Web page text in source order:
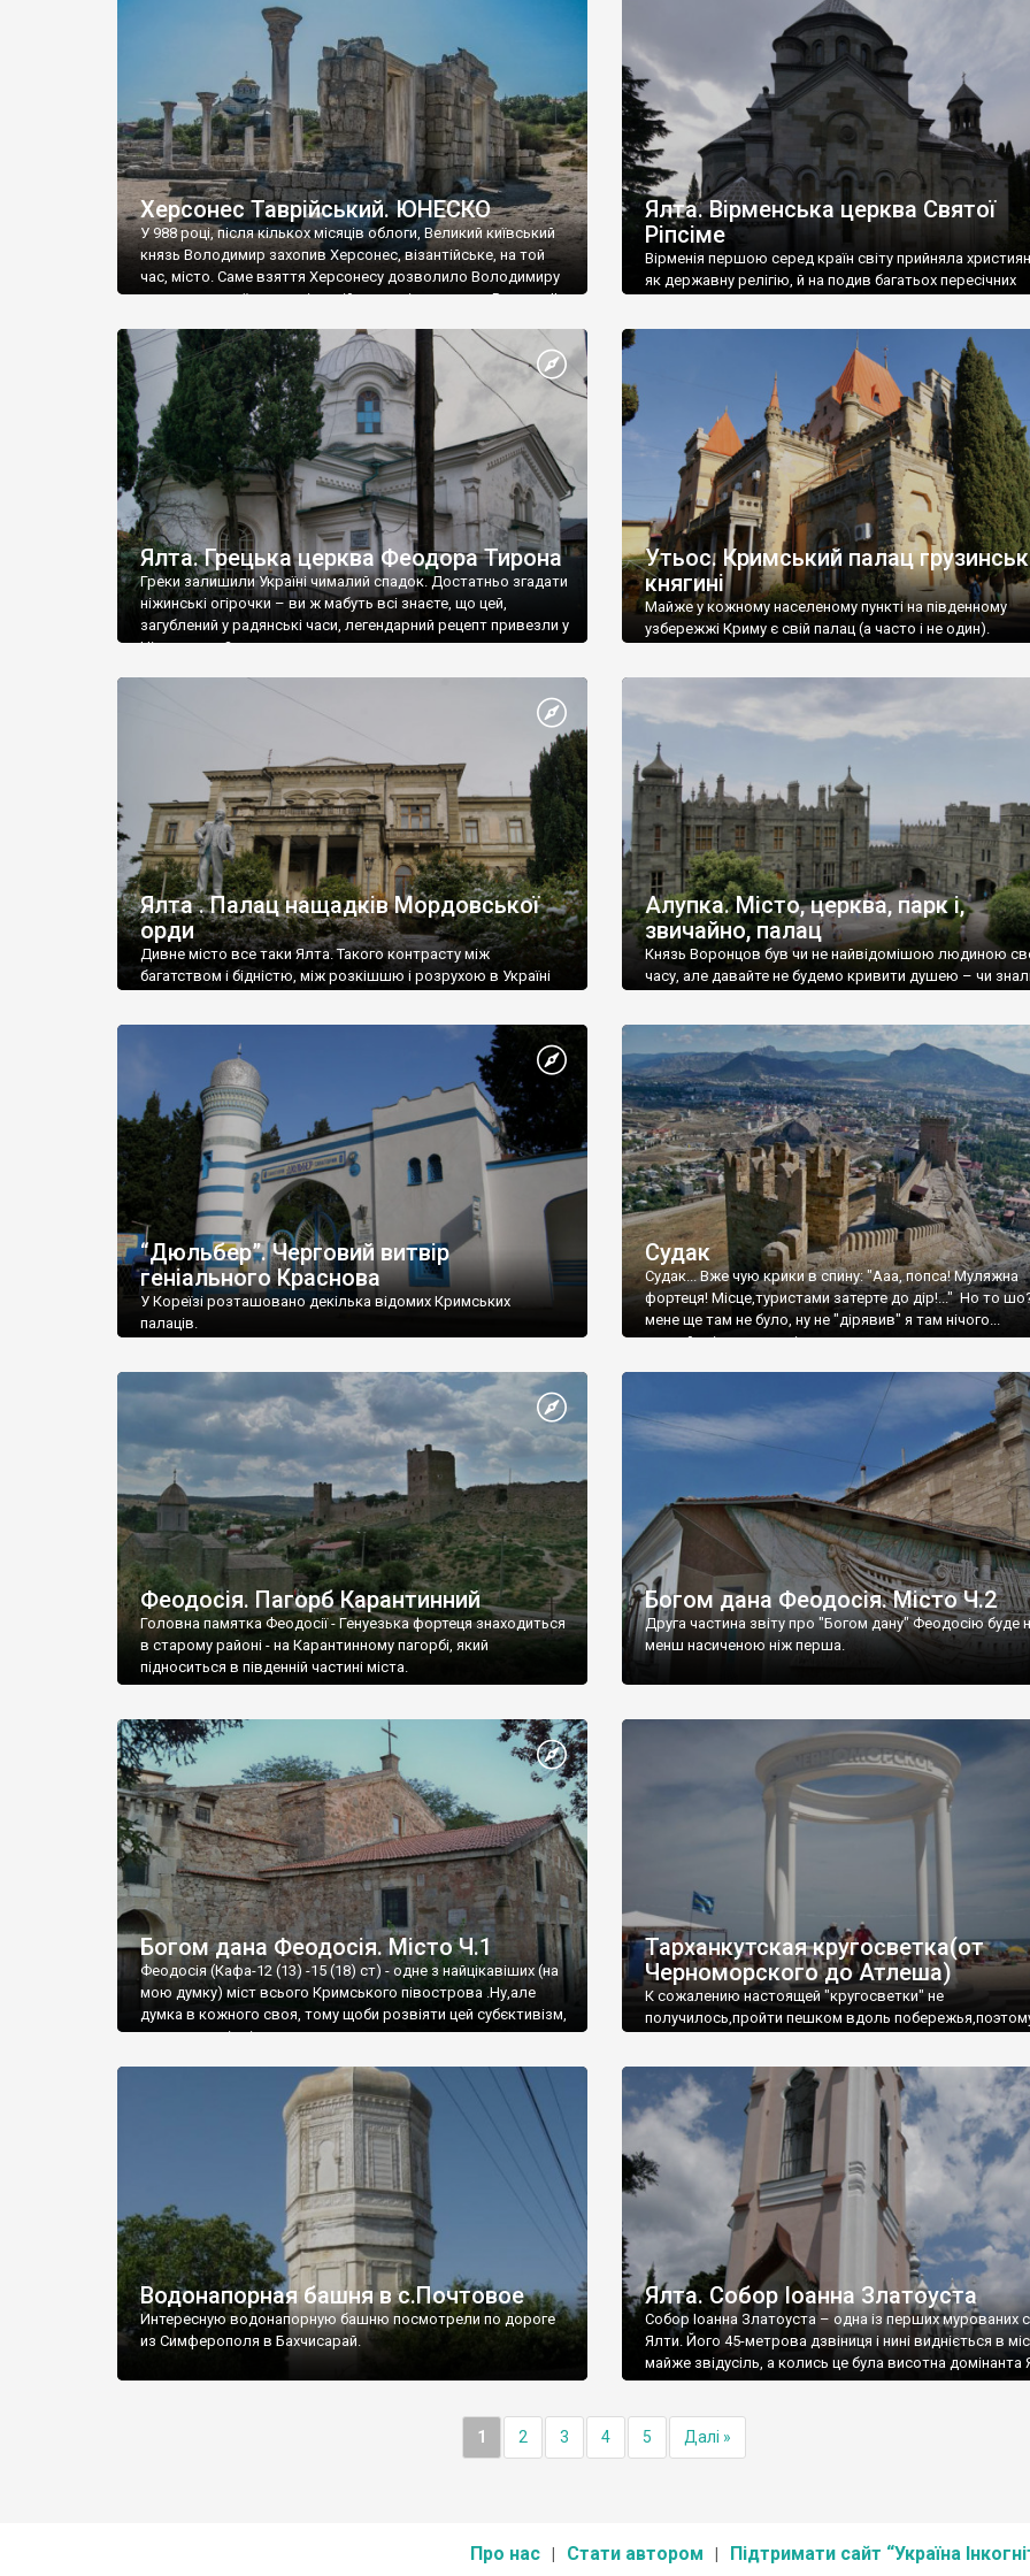
візантійської доби. Раритети викрадені з фондів об’єкту
культурної спадщини ЮНЕСКО «Херсонеса Таврійського».
Офіційно – на виставку «Золото Візантії», але експерти та
влада в Україні вважають це лише […]
називаються «повстяками» (postaki)…” “Вино. Крим
виробляє відмінне вино і його вдосталь: воно все
легке біле і дуже […]
Херсонес Таврійський. ЮНЕСКО
У 988 році, після кількох місяців облоги, Великий київський
князь Володимир захопив Херсонес, візантійське, на той
час, місто. Саме взяття Херсонесу дозволило Володимиру
диктувати свої умови візантійському імператору Василю ІІ,
Херсонесі Володимир-язичник, став Василем-
християнином. А потім було Хрещення Русі. На честь
Херсонесу Таврійського названо місто […]
Ялта. Вірменська церква Святої
Ріпсіме
Вірменія першою серед країн світу прийняла
як державну релігію, й на подив багатьох пересічних
Ялта. Грецька церква Феодора Тирона
Греки залишили Україні чималий спадок. Достатньо згадати
ніжинські огірочки – ви ж мабуть всі знаєте, що цей,
загублений у радянські часи, легендарний рецепт привезли у
Ніжин греки?
Утьос. Кримський палац
княгині
Майже у кожному населеному пункті на південному
узбережжі Криму є свій палац (а часто і не один).
Ялта . Палац нащадків Мордовської
орди
Дивне місто все таки Ялта. Такого контрасту між
багатством і бідністю, між розкішшю і розрухою в Україні
Алупка. Місто, церква, парк і,
звичайно, палац
Князь Воронцов був чи не найвідомішою людиною
часу, але давайте не будемо кривити душею – чи
“Дюльбер”. Черговий витвір
геніального Краснова
У Кореїзі розташовано декілька відомих Кримських
палаців.
Судак
Судак... Вже чую крики в спину: "Ааа, попса! Муляжна
фортеця! Місце,туристами затерте до дір!..." Но то
мене ще там не було, ну не "дірявив" я там нічого...
принаймні до цього літа.
Феодосія. Пагорб Карантинний
Головна памятка Феодосії - Генуезька фортеця знаходиться
в старому районі - на Карантинному пагорбі, який
підноситься в південній частині міста.
Богом дана Феодосія. Місто Ч.2
Друга частина звіту про "Богом дану" Феодосію буде
менш насиченою ніж перша.
Богом дана Феодосія. Місто Ч.1
Феодосія (Кафа-12 (13) -15 (18) ст) - одне з найцікавіших (на
мою думку) міст всього Кримського півострова .Ну,але
думка в кожного своя, тому щоби розвіяти цей субєктивізм,
запрошую відвідати це
Тарханкутская кругосветка(от
Черноморского до Атлеша)
К сожалению настоящей "кругосветки" не
получилось,пройти пешком вдоль
Водонапорная башня в с.Почтовое
Интересную водонапорную башню посмотрели по дороге
из Симферополя в Бахчисарай.
Ялта. Собор Іоанна Златоуста
Собор Іоанна Златоуста – одна із перших мурованих
Ялти. Його 45-метрова дзвіниця і нині видніється в
майже звідусіль, а колись це була висотна домінанта
1 2 3 4 5 Далі »
Про нас Стати автором Підтримати сайт “Україна